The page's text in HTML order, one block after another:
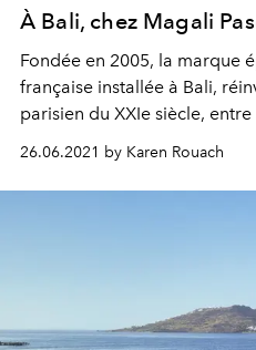
À Bali, chez Magali
Fondée en 2005, la marque
française installée à Bali,
parisien du XXIe siècle,
masculin et féminin.
26.06.2021 by Karen Rouach